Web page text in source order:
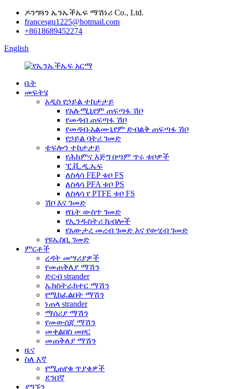
ዶንግጓን ኤንኤችኤፍ ማሽነሪ Co., Ltd.
francesgu1225@hotmail.com
+8618689452274
English
ቤት
መፍትሄ
አዲስ የኃይል ተከታታይ
የአሉሚኒየም ጠፍጣፋ ሽቦ
የመዳብ ጠፍጣፋ ሽቦ
የመዳብ-አልሙኒየም ድብልቅ ጠፍጣፋ ሽቦ
የኃይል ባትሪ ገመድ
ቴፍሎን ተከታታይ
የሕክምና እጅግ በጣም ጥሩ ቱቦዎች
ፒ.ቪ.ዲ.ኤፍ
ለስላሳ FEP ቱቦ FS
ለስላሳ PFA ቱቦ PS
ለስላሳ የ PTFE ቱቦ FS
ሽቦ እና ገመድ
የቤት ውስጥ ገመድ
የኢንዱስትሪ ኬብሎች
የአውታረ መረብ ገመድ እና የውሂብ ገመድ
የዩኤስቢ ገመድ
ምርቶች
ረዳት መሣሪያዎች
የመጠቅለያ ማሽን
ድርብ strander
ኤክስትራክተር ማሽን
የሚከፈልበት ማሽን
ነጠላ strander
ማሰሪያ ማሽን
የመውሰጃ ማሽን
መቀልበስ መዞር
መጠቅለያ ማሽን
ዜና
ስለ እኛ
የሚጠየቁ ጥያቄዎች
ደንበኛ
ያግኙን